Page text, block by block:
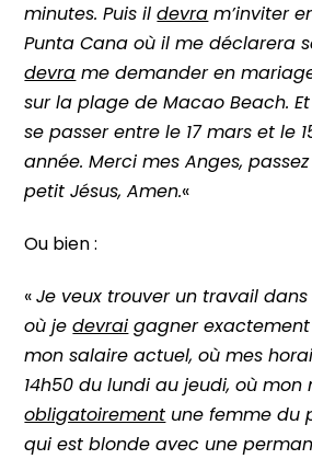
minutes. Puis ildevra m’inviter
Punta Cana où il me déclarera
devra me demander en
sur la plage de Macao Beach.
se passer entre le 17 mars et le
année. Merci mes Anges,
petit Jésus, Amen.«
Ou bien :
«Je veux trouver un travail dans
où jedevrai gagner
mon salaire actuel, où mes
14h50 du lundi au jeudi, où
obligatoirement une femme du
qui est blonde avec une